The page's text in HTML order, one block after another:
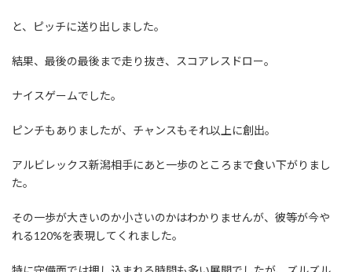
と、ピッチに送り出しました。
結果、最後の最後まで走り抜き、スコアレスドロー。
ナイスゲームでした。
ピンチもありましたが、チャンスもそれ以上に創出。
アルビレックス新潟相手にあと一歩のところまで食い下がりまし
た。
その一歩が大きいのか小さいのかはわかりませんが、彼等が今や
れる120%を表現してくれました。